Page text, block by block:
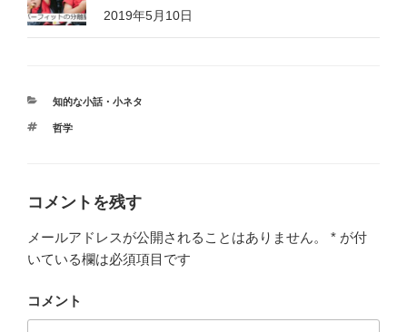
2019年5月10日
カ
ゴ
知的な小話・小ネタ
タ
哲学
コメントを残す
メールアドレスが公開されることはありません。 * が付
いている欄は必須項目です
コメント